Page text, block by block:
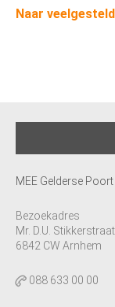
Naar
MEE Gelderse Poort
Bezoekadres
Mr. D.U.
6842 CW Arnhem
088 633 00 00